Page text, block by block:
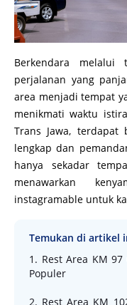
Berkendara melalui
perjalanan yang
area menjadi tempat
menikmati waktu
Trans Jawa,
lengkap dan
hanya sekadar
menawarkan
instagramable untuk
Temukan di artikel
1. Rest Area KM
Populer
2. Rest Area KM